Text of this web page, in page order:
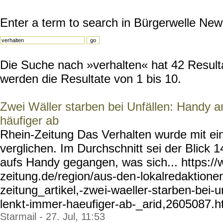
Enter a term to search in Bürgerwelle
Die Suche nach »verhalten« hat 42
werden die Resultate von 1 bis 10.
Zwei Wäller starben bei Unfällen: Handy
häufiger ab
Rhein-Zeitung Das Verhalten wurde mit
verglichen. Im Durchschnitt sei der Blick
aufs Handy gegangen, was sich... https://
zeitung.de/region/aus-den-
zeitung_artikel,-zwei-waeller-starben-bei-
lenkt-immer-haeufiger-ab-_arid
Starmail - 27. Jul, 11:53